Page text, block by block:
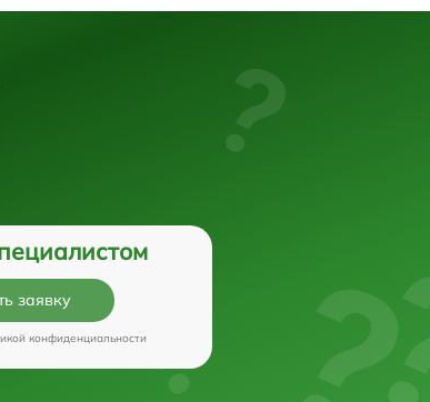
заявку
конфиденциальности